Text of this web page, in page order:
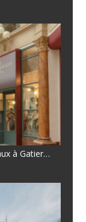
à Gatier…